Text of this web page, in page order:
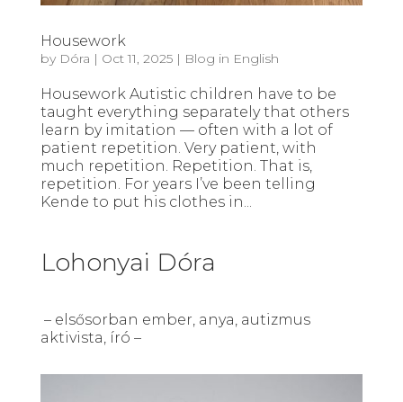
Housework
by Dóra | Oct 11, 2025| Blog in English
Housework Autistic children have to be
taught everything separately that others
learn by imitation — often with a lot of
patient repetition. Very patient, with
much repetition. Repetition. That is,
repetition. For years I’ve been telling
Kende to put his clothes in...
Lohonyai Dóra
– elsősorban ember, anya, autizmus
aktivista, író –